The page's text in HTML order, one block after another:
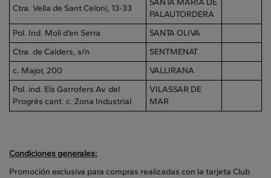
Ctra. Vella de Sant Celoni, 13-33
SANTA MARIA DE
PALAUTORDERA
Pol. Ind. Molí d’en Serra
SANTA OLIVA
Ctra. de Calders, s/n
SENTMENAT
c. Major, 200
VALLIRANA
Pol. ind. Els Garrofers Av. del
Progrés cant. c. Zona Industrial
VILASSAR DE
MAR
Condiciones generales:
Promoción exclusiva para compras realizadas con la tarjeta Club